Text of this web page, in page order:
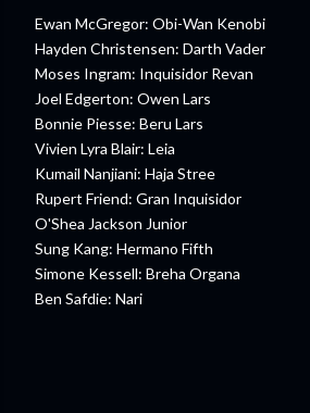
Ewan McGregor: Obi-Wan Kenobi
Hayden Christensen: Darth Vader
Moses Ingram: Inquisidor Revan
Joel Edgerton: Owen Lars
Bonnie Piesse: Beru Lars
Vivien Lyra Blair: Leia
Kumail Nanjiani: Haja Stree
Rupert Friend: Gran Inquisidor
O'Shea Jackson Junior
Sung Kang: Hermano Fifth
Simone Kessell: Breha Organa
Ben Safdie: Nari